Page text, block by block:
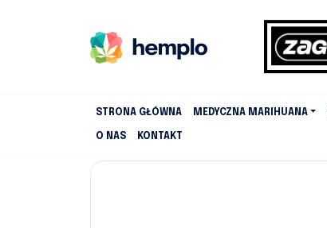
STRONA GŁÓWNA MEDYCZNA MARIHUANA
O NAS KONTAKT